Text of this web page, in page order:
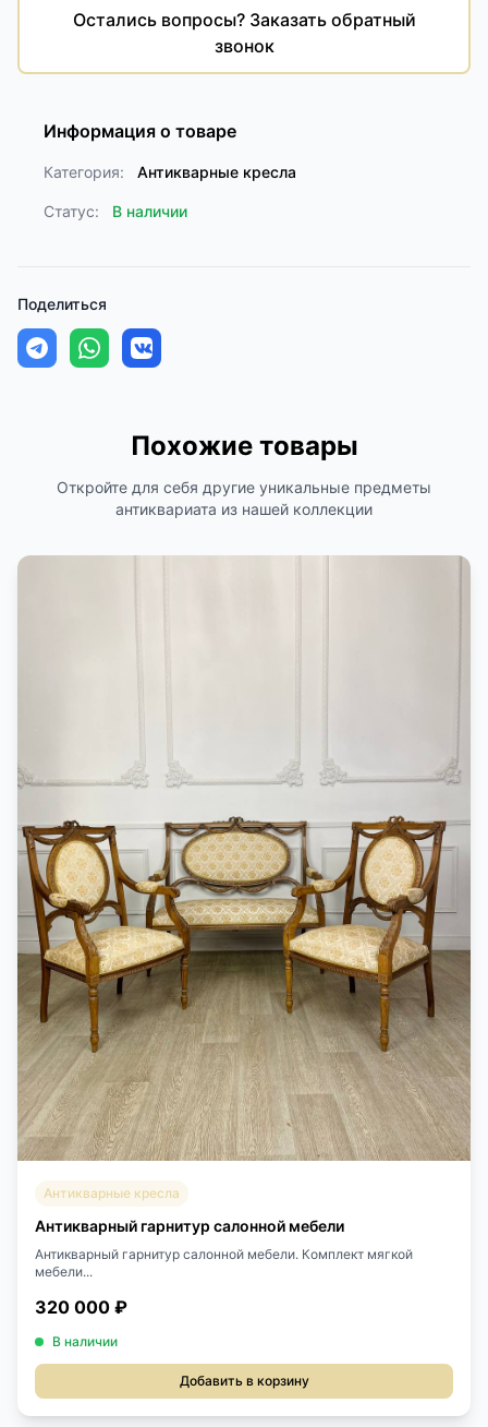
Остались вопросы? Заказать обратный
звонок
Информация о товаре
Категория: Антикварные кресла
Статус: В наличии
Поделиться
Похожие товары
Откройте для себя другие уникальные предметы
антиквариата из нашей коллекции
Антикварные кресла
Антикварный гарнитур салонной мебели
Антикварный гарнитур салонной мебели. Комплект мягкой
мебели...
320 000 ₽
В наличии
Добавить в корзину